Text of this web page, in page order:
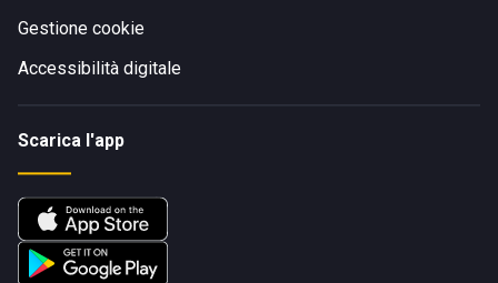
Gestione cookie
Accessibilità digitale
Scarica l'app